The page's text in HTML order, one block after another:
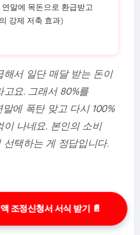
연말에 목돈으로 환급받고
강제 저축 효과)
해서 일단 매달 받는 돈이
고요. 그래서 80%를
에 폭탄 맞고 다시 100%
이 나네요. 본인의 소비
선택하는 게 정답입니다.
조정신청서 서식 받기 📄